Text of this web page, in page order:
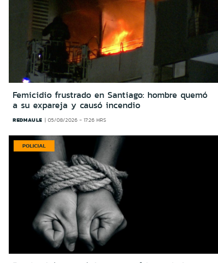
Femicidio frustrado en Santiago: hombre quemó
a su expareja y causó incendio
REDMAULE 05/08/2026 - 17:26 HRS
POLICIAL